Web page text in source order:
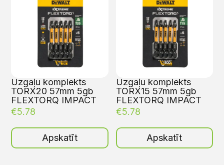
Uzgaļu komplekts
TORX20 57mm 5gb
FLEXTORQ IMPACT
€5.78
Apskatīt
Uzgaļu komplekts
TORX15 57mm 5gb
FLEXTORQ IMPACT
€5.78
Apskatīt